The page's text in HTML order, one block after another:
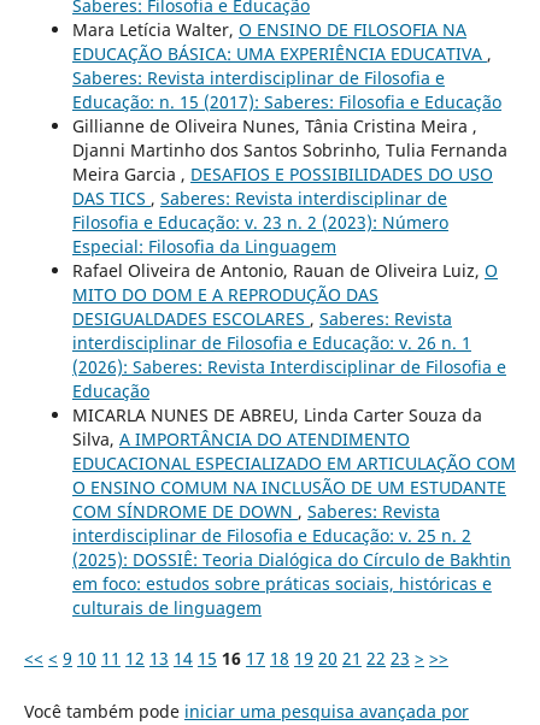
Saberes: Filosofia e Educação
Mara Letícia Walter, O ENSINO DE FILOSOFIA NA
EDUCAÇÃO BÁSICA: UMA EXPERIÊNCIA EDUCATIVA ,
Saberes: Revista interdisciplinar de Filosofia e
Educação: n. 15 (2017): Saberes: Filosofia e Educação
Gillianne de Oliveira Nunes, Tânia Cristina Meira ,
Djanni Martinho dos Santos Sobrinho, Tulia Fernanda
Meira Garcia , DESAFIOS E POSSIBILIDADES DO USO
DAS TICS , Saberes: Revista interdisciplinar de
Filosofia e Educação: v. 23 n. 2 (2023): Número
Especial: Filosofia da Linguagem
Rafael Oliveira de Antonio, Rauan de Oliveira Luiz, O
MITO DO DOM E A REPRODUÇÃO DAS
DESIGUALDADES ESCOLARES , Saberes: Revista
interdisciplinar de Filosofia e Educação: v. 26 n. 1
(2026): Saberes: Revista Interdisciplinar de Filosofia e
Educação
MICARLA NUNES DE ABREU, Linda Carter Souza da
Silva, A IMPORTÂNCIA DO ATENDIMENTO
EDUCACIONAL ESPECIALIZADO EM ARTICULAÇÃO COM
O ENSINO COMUM NA INCLUSÃO DE UM ESTUDANTE
COM SÍNDROME DE DOWN , Saberes: Revista
interdisciplinar de Filosofia e Educação: v. 25 n. 2
(2025): DOSSIÊ: Teoria Dialógica do Círculo de Bakhtin
em foco: estudos sobre práticas sociais, históricas e
culturais de linguagem
<< < 9 10 11 12 13 14 15 16 17 18 19 20 21 22 23 > >>
Você também pode iniciar uma pesquisa avançada por